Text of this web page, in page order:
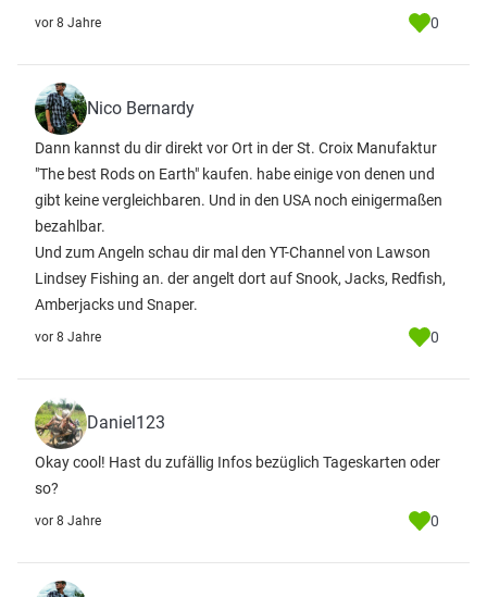
vor 8 Jahre 0
Nico Bernardy
Dann kannst du dir direkt vor Ort in der St. Croix Manufaktur
"The best Rods on Earth" kaufen. habe einige von denen und
gibt keine vergleichbaren. Und in den USA noch einigermaßen
bezahlbar.
Und zum Angeln schau dir mal den YT-Channel von Lawson
Lindsey Fishing an. der angelt dort auf Snook, Jacks, Redfish,
Amberjacks und Snaper.
vor 8 Jahre 0
Daniel123
Okay cool! Hast du zufällig Infos bezüglich Tageskarten oder
so?
vor 8 Jahre 0